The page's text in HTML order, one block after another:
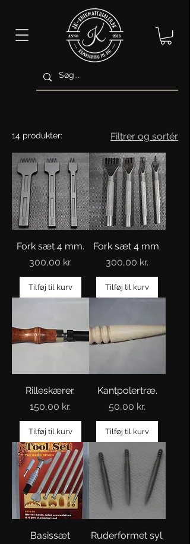
14 produkter: Filtrer og sortér
Fork sæt 4 mm.
Pris
300,00 kr.
Tilføj til kurv
Fork sæt 4 mm.
Pris
300,00 kr.
Tilføj til kurv
Rilleskærer.
Pris
150,00 kr.
Tilføj til kurv
Kantpolertræ.
Pris
50,00 kr.
Tilføj til kurv
Basissæt
Ruderformet syl.